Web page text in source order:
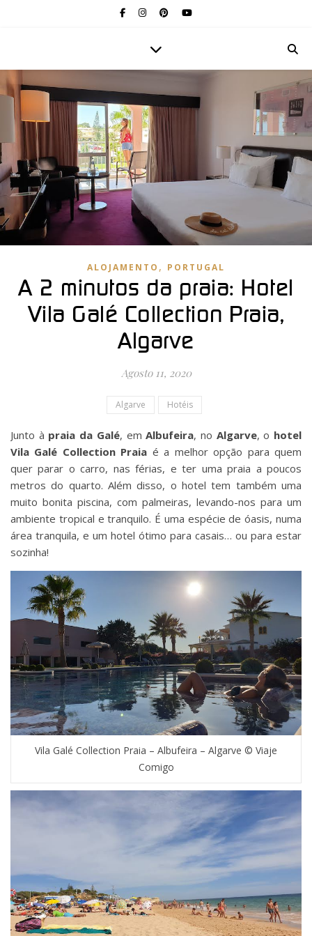
ALOJAMENTO , PORTUGAL
A 2 minutos da praia: Hotel
Vila Galé Collection Praia,
Algarve
Agosto 11, 2020
Algarve Hotéis
Junto à praia da Galé, emAlbufeira, no Algarve, o hotel
Vila Galé Collection Praia é a melhor opção para quem
quer parar o carro, nas férias, e ter uma praia a poucos
metros do quarto. Além disso, o hotel tem também uma
muito bonita piscina, com palmeiras, levando-nos para um
ambiente tropical e tranquilo. É uma espécie de óasis, numa
área tranquila, e um hotel ótimo para casais… ou para estar
sozinha!
Vila Galé Collection Praia – Albufeira – Algarve © Viaje
Comigo